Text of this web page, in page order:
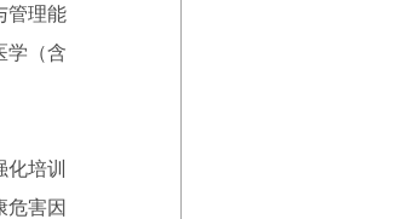
管理能
学（含
培训
危害因